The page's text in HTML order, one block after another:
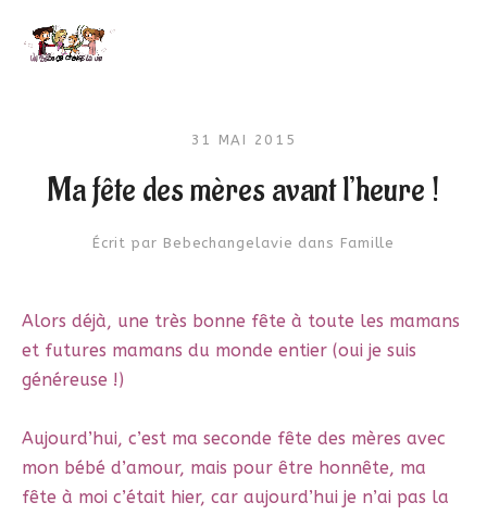
31 MAI 2015
Ma fête des mères avant l’heure !
Écrit par Bebechangelavie dans Famille
Alors déjà, une très bonne fête à toute les mamans
et futures mamans du monde entier (oui je suis
généreuse !)
Aujourd’hui, c’est ma seconde fête des mères avec
mon bébé d’amour, mais pour être honnête, ma
fête à moi c’était hier, car aujourd’hui je n’ai pas la